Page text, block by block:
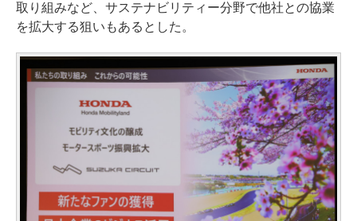
取り組みなど、サステナビリティー分野で他社との協業
を拡大する狙いもあるとした。